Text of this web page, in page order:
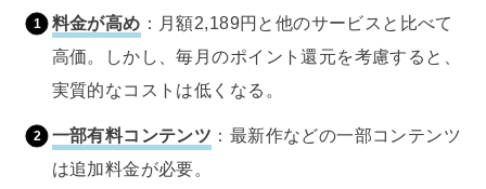
料金が高め ：月額2,189円と他のサービスと比べて
高価。しかし、毎月のポイント還元を考慮すると、
実質的なコストは低くなる。
一部有料コンテンツ ：最新作などの一部コンテンツ
は追加料金が必要。